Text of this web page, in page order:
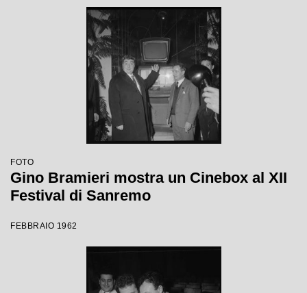
FOTO
Gino Bramieri mostra un Cinebox al XII
Festival di Sanremo
FEBBRAIO 1962